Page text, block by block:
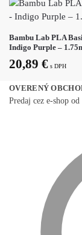
Bambu Lab PLA
Indigo Purple –
20,89 € s DPH
OVERENÝ
Predaj cez e-shop